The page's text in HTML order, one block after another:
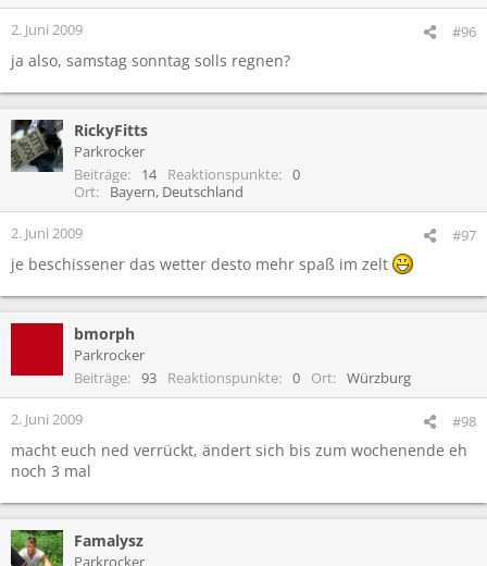
2. Juni 2009 #96
ja also, samstag sonntag solls regnen?
RickyFitts
Parkrocker
Beiträge
14 Reaktionspunkte
0
Ort
Bayern, Deutschland
2. Juni 2009 #97
je beschissener das wetter desto mehr spaß im zelt
bmorph
Parkrocker
Beiträge
93 Reaktionspunkte 0 Ort Würzburg
2. Juni 2009 #98
macht euch ned verrückt, ändert sich bis zum wochenende eh
noch 3 mal
Famalysz
Parkrocker